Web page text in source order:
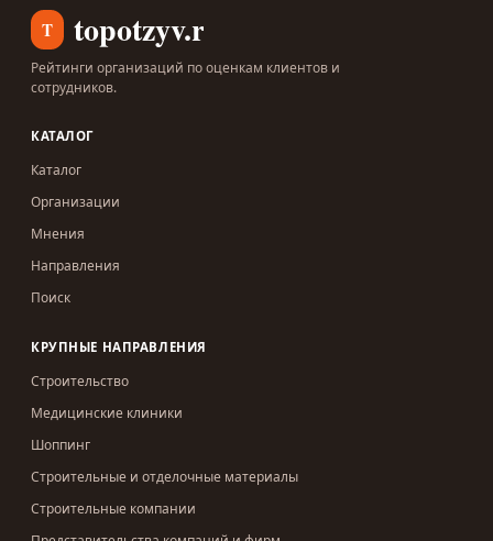
T topotzyv.ru
Рейтинги организаций по оценкам клиентов и
сотрудников.
КАТАЛОГ
Каталог
Организации
Мнения
Направления
Поиск
КРУПНЫЕ НАПРАВЛЕНИЯ
Строительство
Медицинские клиники
Шоппинг
Строительные и отделочные материалы
Строительные компании